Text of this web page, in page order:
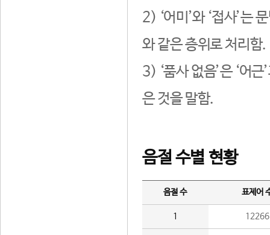
2) ‘어미’와 ‘접사’는
와 같은 층위로 처리함.
3) ‘품사 없음’은 ‘어
은 것을 말함.
음절 수별 현황
음절 수 표제어
1 12266